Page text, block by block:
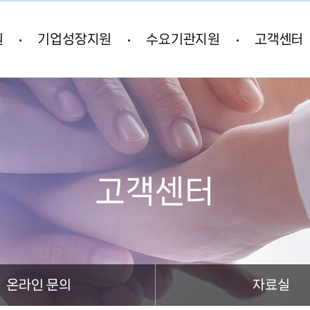
본문 바로가기
기업성장지원 수요기관지원 고객센터
고객센터
온라인 문의 자료실